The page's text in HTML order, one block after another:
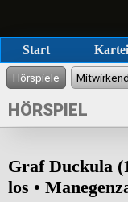
Start Kartei
HÖRSPIEL
Graf Duckula
los •